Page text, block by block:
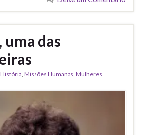
uma das
História, Missões Humanas, Mulheres